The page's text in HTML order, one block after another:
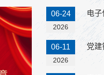
06-24
2026
电
06-11
2026
党